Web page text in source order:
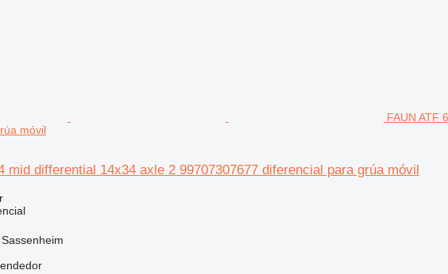
FAUN ATF
móvil
mid differential 14x34 axle 2 99707307677 diferencial para grúa móvil